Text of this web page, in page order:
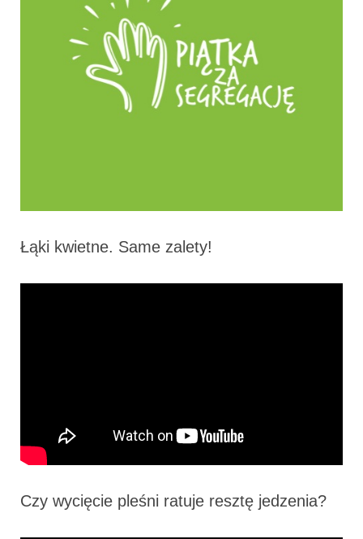
Łąki kwietne. Same zalety!
Czy wycięcie pleśni ratuje resztę jedzenia?